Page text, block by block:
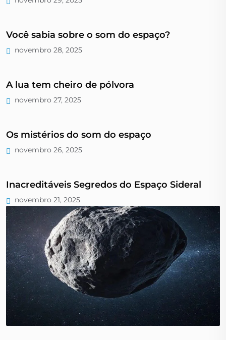
Você sabia sobre o som do espaço?
novembro 28, 2025
A lua tem cheiro de pólvora
novembro 27, 2025
Os mistérios do som do espaço
novembro 26, 2025
Inacreditáveis Segredos do Espaço Sideral
novembro 21, 2025